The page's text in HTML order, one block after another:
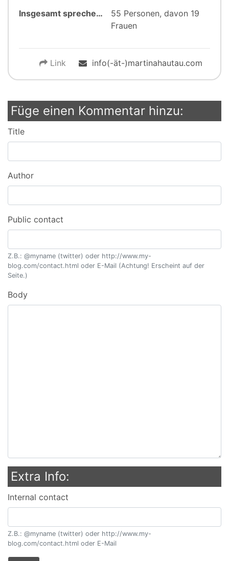
Insgesamt sprechen:
55 Personen, davon 19
Frauen
Link info(-ät-)martinahautau.com
Füge einen Kommentar hinzu:
Title
Author
Public contact
Z.B.: @myname (twitter) oder http://www.my-
blog.com/contact.html oder E-Mail (Achtung! Erscheint auf der
Seite.)
Body
Extra Info:
Internal contact
Z.B.: @myname (twitter) oder http://www.my-
blog.com/contact.html oder E-Mail